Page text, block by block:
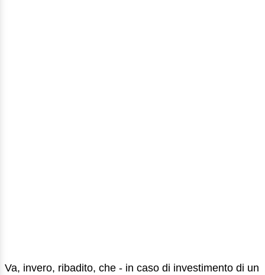
Va, invero, ribadito, che - in caso di investimento di un